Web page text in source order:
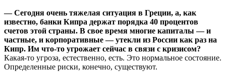
— Сегодня очень тяжелая ситуация в Греции, а, как
известно, банки Кипра держат порядка 40 процентов
счетов этой страны. В свое время многие капиталы — и
частные, и корпоративные — утекли из России как раз на
Кипр. Им что-то угрожает сейчас в связи с кризисом?
Какая-то угроза, естественно, есть. Это нормальное состояние.
Определенные риски, конечно, существуют.